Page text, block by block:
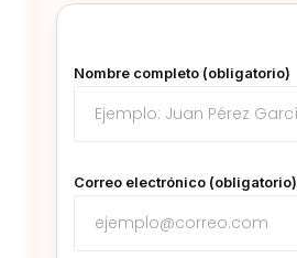
Nombre completo (obligatorio)
Correo electrónico (obligatorio)